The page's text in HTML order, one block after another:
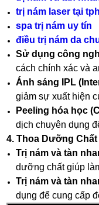
trị nám laser tại
spa trị nám uy tín
điều trị nám da
Sử dụng công
cách chính xác và
Ánh sáng IPL
giảm sự xuất hiện
Peeling hóa học
dịch chuyên dụng
4. Thoa Dưỡng
Trị nám và tàn
dưỡng chất giúp
Trị nám và tàn
dụng để cung cấp